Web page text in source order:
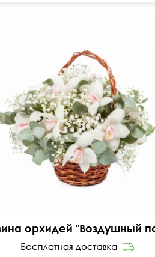
Эвкалипт Цинерия, гипсофила, оазис.
35 см
35 см